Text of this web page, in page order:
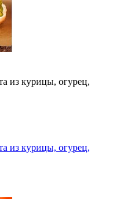
из курицы, огурец,
из курицы, огурец,